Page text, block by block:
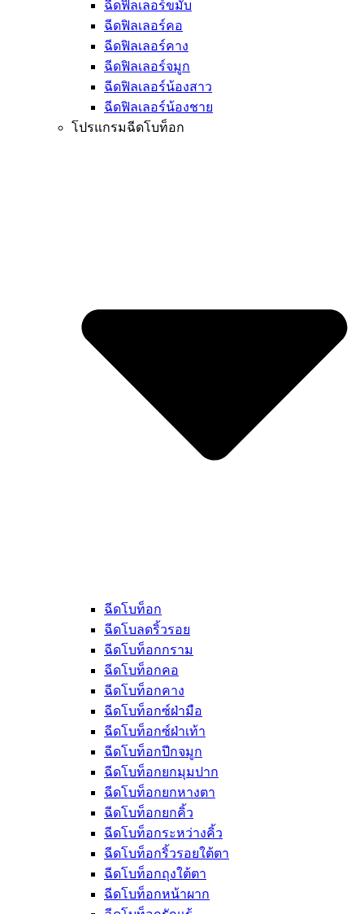
ฉีดฟิลเลอร์ขมับ
ฉีดฟิลเลอร์คอ
ฉีดฟิลเลอร์คาง
ฉีดฟิลเลอร์จมูก
ฉีดฟิลเลอร์น้องสาว
ฉีดฟิลเลอร์น้องชาย
โปรแกรมฉีดโบท็อก
ฉีดโบท็อก
ฉีดโบลดริ้วรอย
ฉีดโบท็อกกราม
ฉีดโบท็อกคอ
ฉีดโบท็อกคาง
ฉีดโบท็อกซ์ฝ่ามือ
ฉีดโบท็อกซ์ฝ่าเท้า
ฉีดโบท็อกปีกจมูก
ฉีดโบท็อกยกมุมปาก
ฉีดโบท็อกยกหางตา
ฉีดโบท็อกยกคิ้ว
ฉีดโบท็อกระหว่างคิ้ว
ฉีดโบท็อกริ้วรอยใต้ตา
ฉีดโบท็อกถุงใต้ตา
ฉีดโบท็อกหน้าผาก